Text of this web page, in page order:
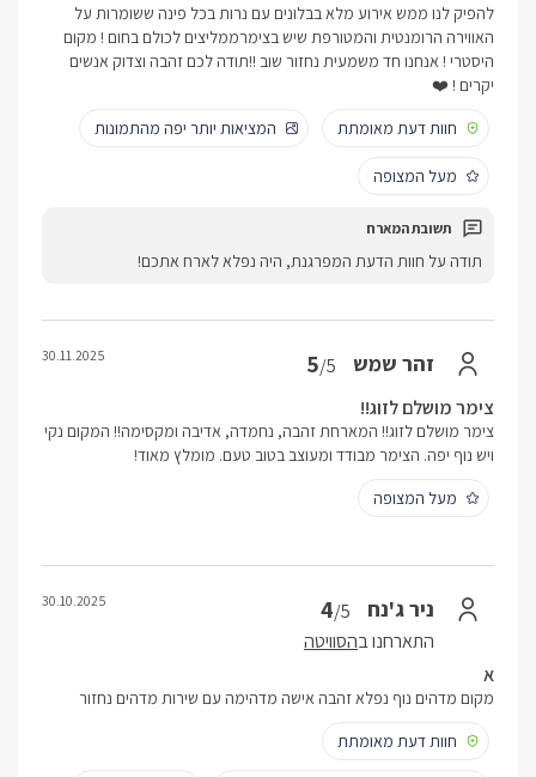
להפיק לנו ממש אירוע מלא בבלונים עם נרות בכל פינה ששומרות על
האווירה הרומנטית והמטורפת שיש בצימרממליצים לכולם בחום ! מקום
היסטרי ! אנחנו חד משמעית נחזור שוב !!תודה לכם זהבה וצדוק אנשים
יקרים ! ❤️
חוות דעת מאומתת
המציאות יותר יפה מהתמונות
מעל המצופה
תודה על חוות הדעת המפרגנת, היה נפלא לארח אתכם!
זהר שמש 5/5
30.11.2025
צימר מושלם לזוג!!
צימר מושלם לזוג!! המארחת זהבה, נחמדה, אדיבה ומקסימה!! המקום נקי
ויש נוף יפה. הצימר מבודד ומעוצב בטוב טעם. מומלץ מאוד!
מעל המצופה
ניר ג'נח 4/5
התארחנו בהסוויטה
30.10.2025
א
מקום מדהים נוף נפלא זהבה אישה מדהימה עם שירות מדהים נחזור
חוות דעת מאומתת